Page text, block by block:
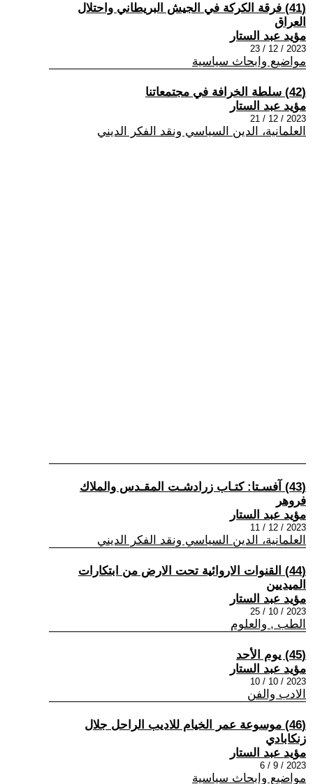
(41) فرقة الكركة في الجيش البريطاني واحتلال
العراق
مؤيد عبد الستار
2023 / 12 / 23
مواضيع وابحاث سياسية
(42) سلطة الخرافة في مجتمعاتنا
مؤيد عبد الستار
2023 / 12 / 21
العلمانية، الدين السياسي ونقد الفكر الديني
(43) آفسـتا: كتـاب زرادشـت المقـدس والملاك
فروهر
مؤيد عبد الستار
2023 / 12 / 11
العلمانية، الدين السياسي ونقد الفكر الديني
(44) القنوات الاروائية تحت الارض من ابتكارات
الميديين
مؤيد عبد الستار
2023 / 10 / 25
الطب , والعلوم
(45) يوم الأحد
مؤيد عبد الستار
2023 / 10 / 10
الادب والفن
(46) موسوعة عمر الخيام للاديب الراحل جلال
زنكابادي
مؤيد عبد الستار
2023 / 9 / 6
مواضيع وابحاث سياسية